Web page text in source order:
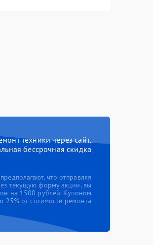
техники через сайт,
бессрочная скидка
что отправляя
текущую форму акции, вы
на 1500 рублей. Купоном
25% от стоимости ремонта